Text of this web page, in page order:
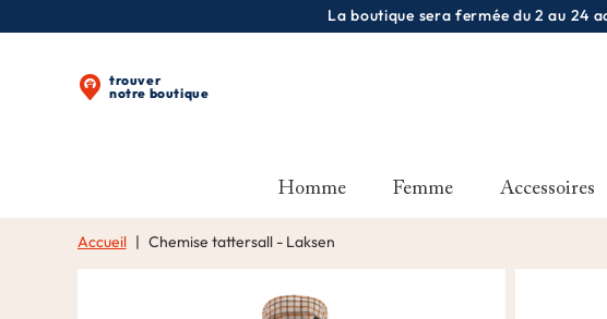
La boutique sera fermée du 2 au 24
trouver
notre boutique
Homme Femme Accessoires
Accueil Chemise tattersall - Laksen